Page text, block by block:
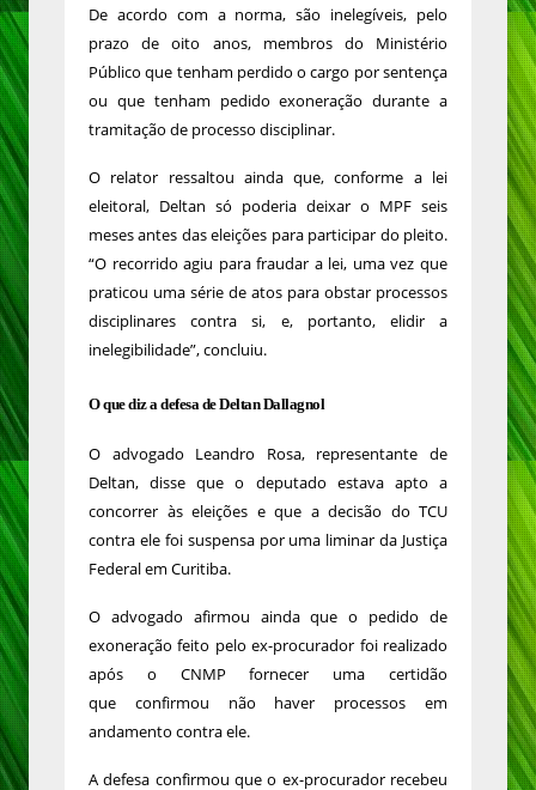
De acordo com a norma, são inelegíveis, pelo
prazo de oito anos, membros do Ministério
Público que tenham perdido o cargo por sentença
ou que tenham pedido exoneração durante a
tramitação de processo disciplinar.
O relator ressaltou ainda que, conforme a lei
eleitoral, Deltan só poderia deixar o MPF seis
meses antes das eleições para participar do pleito.
“O recorrido agiu para fraudar a lei, uma vez que
praticou uma série de atos para obstar processos
disciplinares contra si, e, portanto, elidir a
inelegibilidade”, concluiu.
O que diz a defesa de Deltan Dallagnol
O advogado Leandro Rosa, representante de
Deltan, disse que o deputado estava apto a
concorrer às eleições e que a decisão do TCU
contra ele foi suspensa por uma liminar da Justiça
Federal em Curitiba.
O advogado afirmou ainda que o pedido de
exoneração feito pelo ex-procurador foi realizado
após o CNMP fornecer uma certidão
que confirmou não haver processos em
andamento contra ele.
A defesa confirmou que o ex-procurador recebeu